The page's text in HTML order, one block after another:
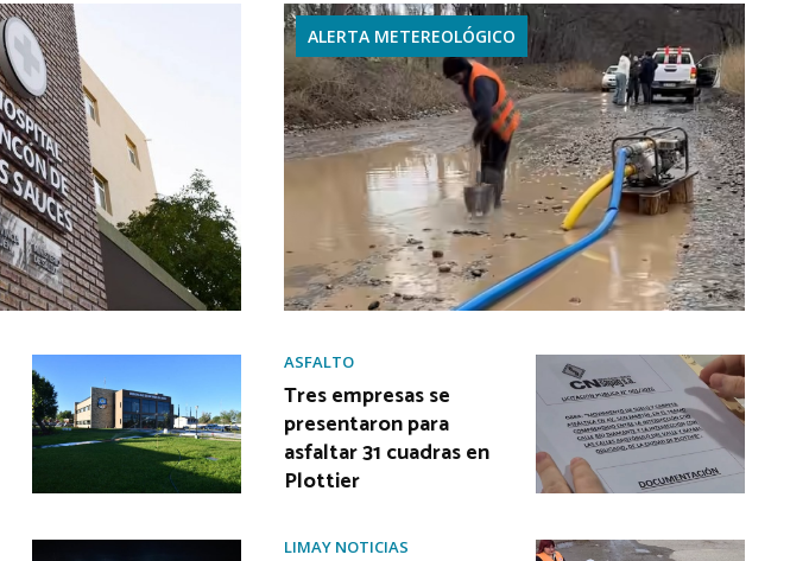
ALERTA METEREOLÓGICO
ASFALTO
Tres empresas se
presentaron para
asfaltar 31 cuadras en
Plottier
LIMAY NOTICIAS